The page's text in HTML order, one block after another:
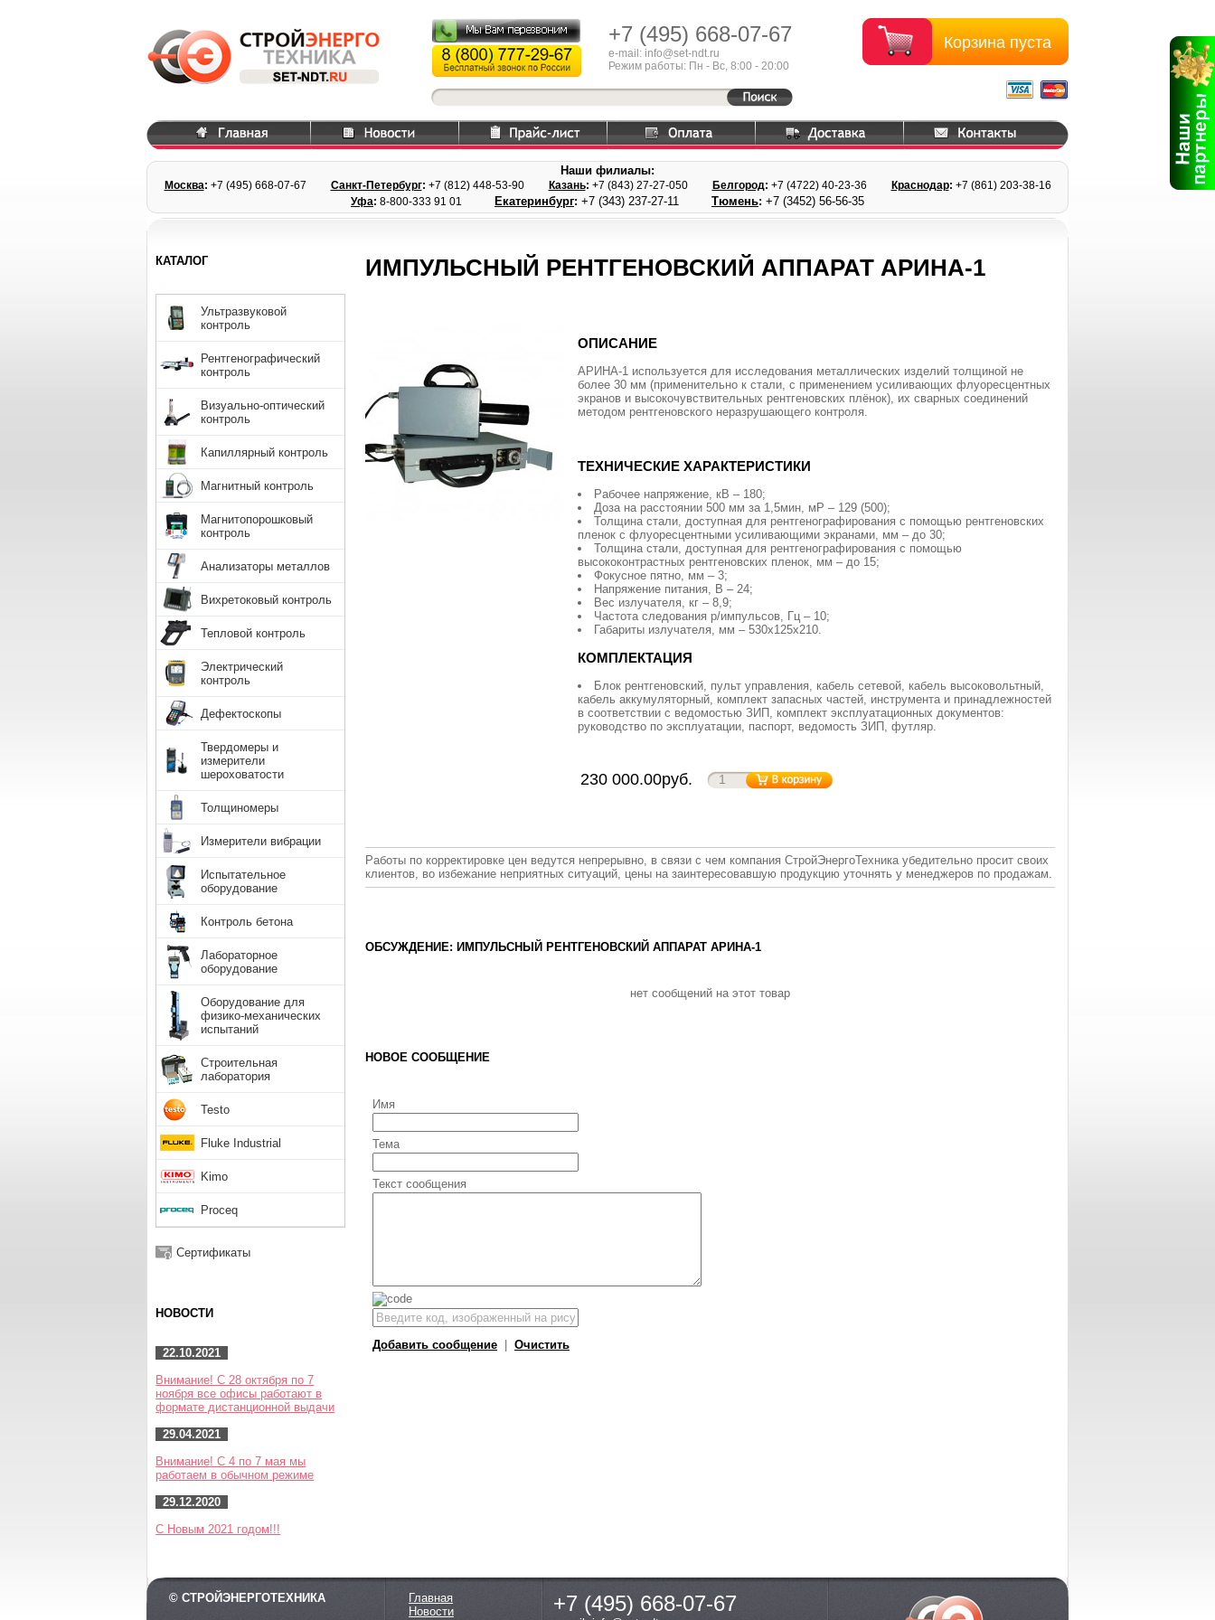
Корзина пуста
+7 (495) 668-07-67
e-mail: info@set-ndt.ru
Режим работы: Пн - Вс, 8:00 - 20:00
Наши филиалы:
Москва: +7 (495) 668-07-67 Санкт-Петербург: +7 (812) 448-53-90 Казань: +7 (843) 27-27-050 Белгород: +7 (4722) 40-23-36 Краснодар: +7 (861) 203-38-16
Уфа: 8-800-333 91 01 Екатеринбург: +7 (343) 237-27-11 Тюмень: +7 (3452) 56-56-35
ИМПУЛЬСНЫЙ РЕНТГЕНОВСКИЙ АППАРАТ АРИНА-1
ОПИСАНИЕ
АРИНА-1 используется для исследования металлических изделий толщиной не
более 30 мм (применительно к стали, с применением усиливающих флуоресцентных
экранов и высокочувствительных рентгеновских плёнок), их сварных соединений
методом рентгеновского неразрушающего контроля.
ТЕХНИЧЕСКИЕ ХАРАКТЕРИСТИКИ
Рабочее напряжение, кВ – 180;
Доза на расстоянии 500 мм за 1,5мин, мР – 129 (500);
Толщина стали, доступная для рентгенографирования с помощью рентгеновских
пленок с флуоресцентными усиливающими экранами, мм – до 30;
Толщина стали, доступная для рентгенографирования с помощью
высококонтрастных рентгеновских пленок, мм – до 15;
Фокусное пятно, мм – 3;
Напряжение питания, В – 24;
Вес излучателя, кг – 8,9;
Частота следования р/импульсов, Гц – 10;
Габариты излучателя, мм – 530х125х210.
КОМПЛЕКТАЦИЯ
Блок рентгеновский, пульт управления, кабель сетевой, кабель высоковольтный,
кабель аккумуляторный, комплект запасных частей, инструмента и принадлежностей
в соответствии с ведомостью ЗИП, комплект эксплуатационных документов:
руководство по эксплуатации, паспорт, ведомость ЗИП, футляр.
230 000.00руб.
Работы по корректировке цен ведутся непрерывно, в связи с чем компания СтройЭнергоТехника убедительно просит своих
клиентов, во избежание неприятных ситуаций, цены на заинтересовавшую продукцию уточнять у менеджеров по продажам.
ОБСУЖДЕНИЕ: ИМПУЛЬСНЫЙ РЕНТГЕНОВСКИЙ АППАРАТ АРИНА-1
нет сообщений на этот товар
НОВОЕ СООБЩЕНИЕ
Имя
Тема
Текст сообщения
Добавить сообщение Очистить
КАТАЛОГ
Ультразвуковой
контроль
Рентгенографический
контроль
Визуально-оптический
контроль
Капиллярный контроль
Магнитный контроль
Магнитопорошковый
контроль
Анализаторы металлов
Вихретоковый контроль
Тепловой контроль
Электрический
контроль
Дефектоскопы
Твердомеры и
измерители
шероховатости
Толщиномеры
Измерители вибрации
Испытательное
оборудование
Контроль бетона
Лабораторное
оборудование
Оборудование для
физико-механических
испытаний
Строительная
лаборатория
Testo
Fluke Industrial
Kimo
Proceq
Сертификаты
НОВОСТИ
22.10.2021
Внимание! С 28 октября по 7
ноября все офисы работают в
формате дистанционной выдачи
29.04.2021
Внимание! С 4 по 7 мая мы
работаем в обычном режиме
29.12.2020
С Новым 2021 годом!!!
© СТРОЙЭНЕРГОТЕХНИКА
Главная
Новости
+7 (495) 668-07-67